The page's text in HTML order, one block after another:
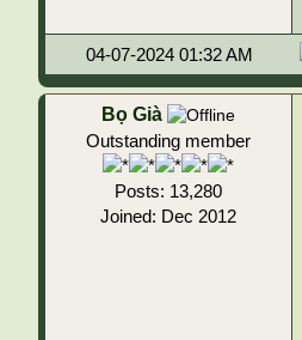
04-07-2024 01:32 AM
Bọ Già
Outstanding member
Posts: 13,280
Joined: Dec 2012